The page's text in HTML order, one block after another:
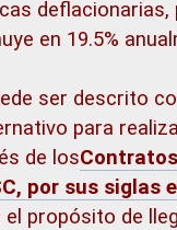
deflacionarias,
en 19.5%
ser descrito
para
de los
por sus siglas
propósito de